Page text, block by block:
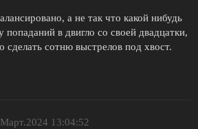
а не так что какой нибудь
в двигло со своей двадцатки,
сотню выстрелов под хвост.
13:04:52